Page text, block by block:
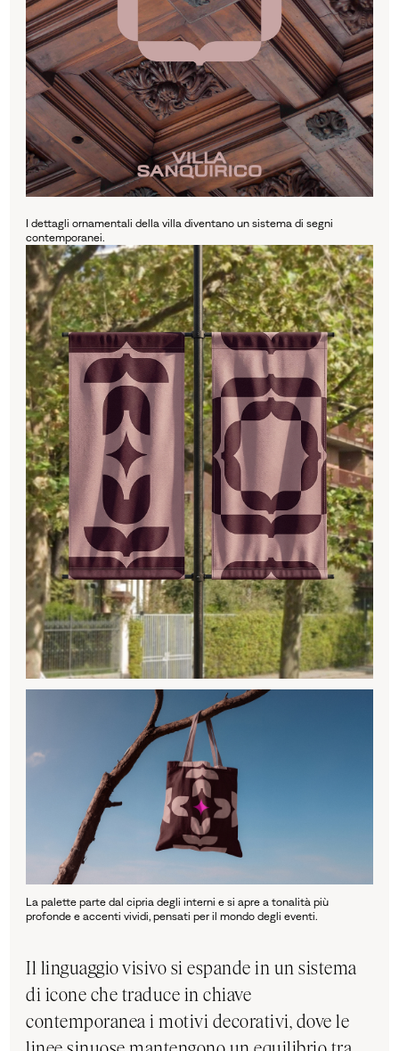
I dettagli ornamentali della villa diventano un sistema di segni
contemporanei.
La palette parte dal cipria degli interni e si apre a tonalità più
profonde e accenti vividi, pensati per il mondo degli eventi.
Il linguaggio visivo si espande in un sistema
di icone che traduce in chiave
contemporanea i motivi decorativi, dove le